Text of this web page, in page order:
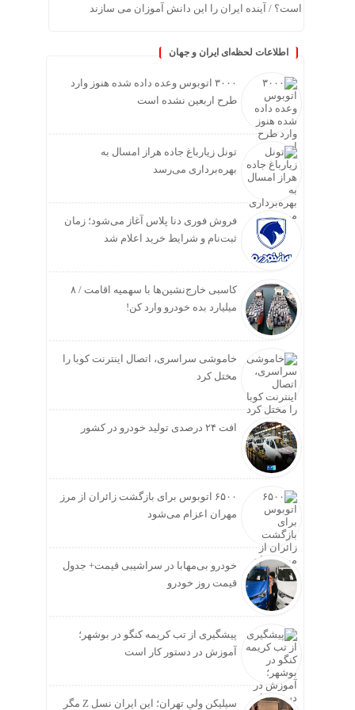
است؟ / آینده ایران را این دانش آموزان می سازند
اطلاعات لحظه‌ای ایران و جهان
۳۰۰۰ اتوبوس وعده داده شده هنوز وارد
طرح اربعین نشده است
تونل زیارباغ جاده هراز امسال به
بهره‌برداری می‌رسد
فروش فوری دنا پلاس آغاز می‌شود؛ زمان
ثبت‌نام و شرایط خرید اعلام شد
کاسبی خارج‌نشین‌ها با سهمیه اقامت / ۸
میلیارد بده خودرو وارد کن!
خاموشی سراسری، اتصال اینترنت کوبا را
مختل کرد
افت ۲۴ درصدی تولید خودرو در کشور
۶۵۰۰ اتوبوس برای بازگشت زائران از مرز
مهران اعزام می‌شود
خودرو بی‌مهابا در سراشیبی قیمت+ جدول
قیمت روز خودرو
پیشگیری از تب کریمه کنگو در بوشهر؛
آموزش در دستور کار است
سیلیکن ولیِ تهران؛ این ایران نسل Z مگر